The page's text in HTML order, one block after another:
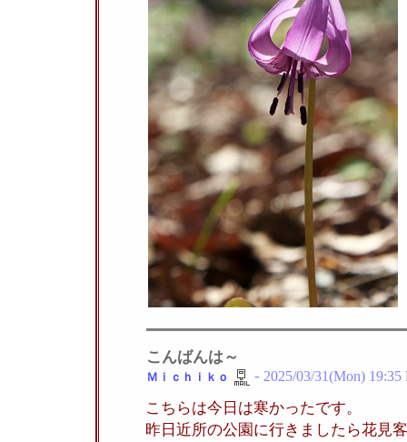
こんばんは～
Ｍｉｃｈｉｋｏ - 2025/03/31(Mon) 19:35
こちらは今日は寒かったです。
昨日近所の公園に行きましたら花見